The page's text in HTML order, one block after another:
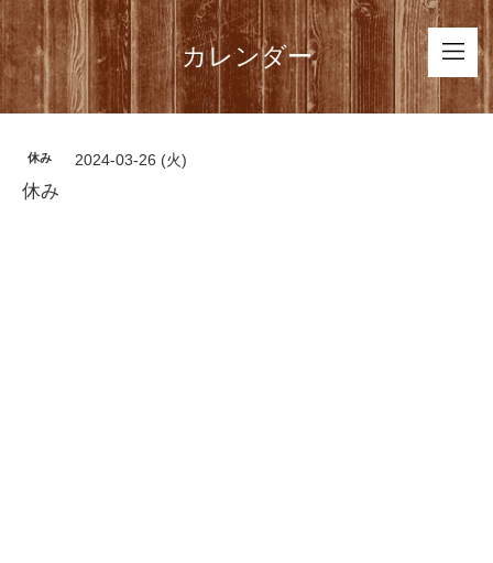
カレンダー
休み 2024-03-26 (火)
休み